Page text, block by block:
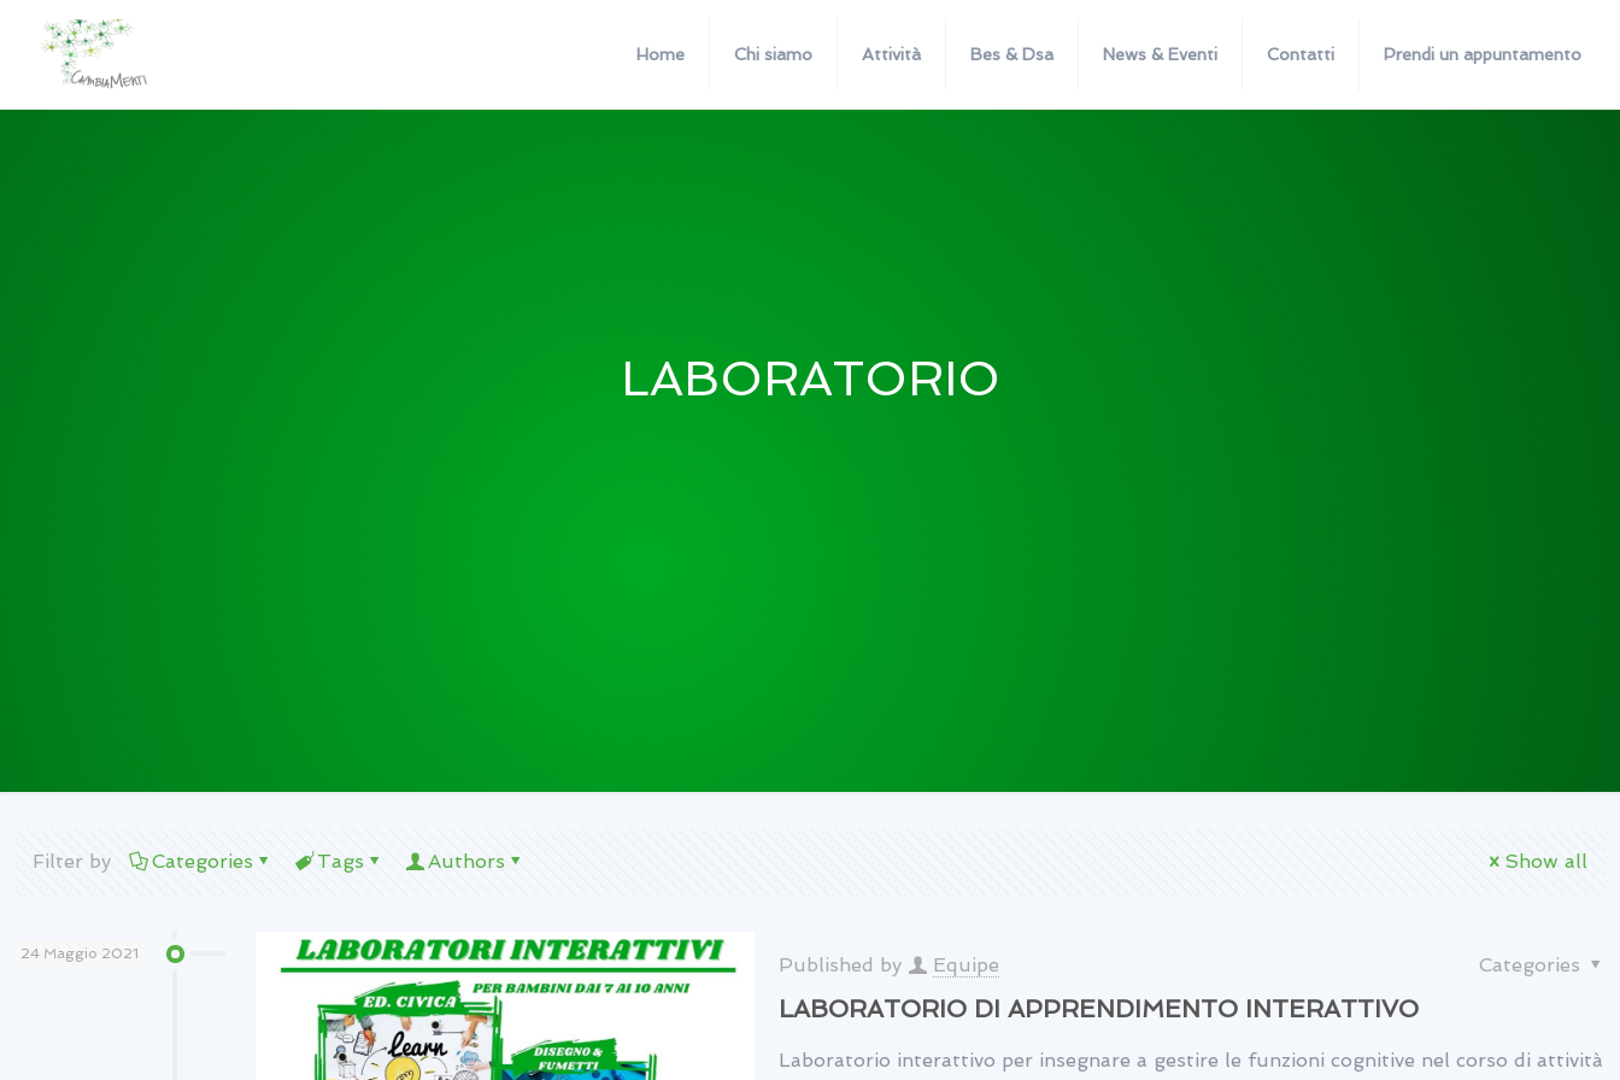
Home Chi siamo Attività Bes & Dsa News & Eventi Contatti Prendi un appuntamento
LABORATORIO
Filter by Categories Tags Authors Show all
24 Maggio 2021 Published by Equipe Categories
LABORATORIO DI APPRENDIMENTO INTERATTIVO
Laboratorio interattivo per insegnare a gestire le funzioni cognitive nel corso di attività